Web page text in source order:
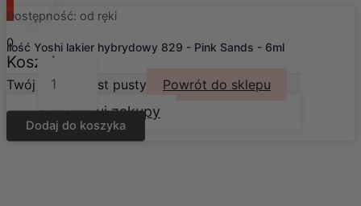
0
Koszyk
Twój koszyk jest pusty Powrót do sklepu
Kontynuuj zakupy
Dostępność: od ręki
ilość Yoshi lakier hybrydowy 829 - Pink Sands - 6ml
Dodaj do koszyka